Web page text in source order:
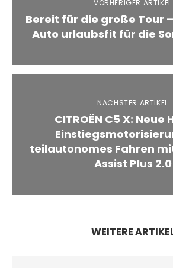
VORHERIGER ARTIKEL
Bereit für die große Tour
Auto urlaubsfit für die
NÄCHSTER ARTIKEL
CITROËN C5 X: Neue
teilautonomes Fahren
Assist Plus 2.0
WEITERE